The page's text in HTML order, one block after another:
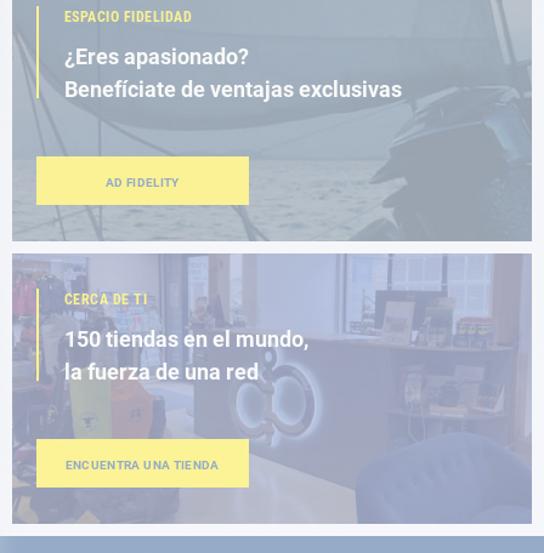
ESPACIO FIDELIDAD
¿Eres apasionado?
Benefíciate de ventajas exclusivas
AD FIDELITY
CERCA DE TI
150 tiendas en el mundo,
la fuerza de una red
ENCUENTRA UNA TIENDA